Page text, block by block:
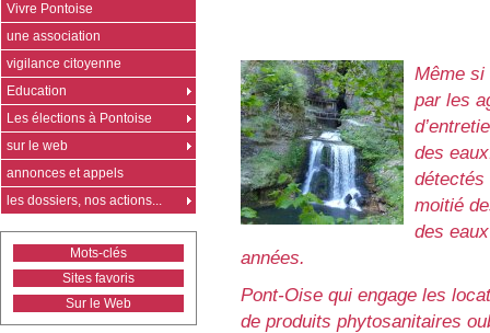
Même si
par les
des
détectés
moitié
des
années.
Pont-Oise qui engage les
de produits phytosanitaires
Vivre Pontoise
une association
vigilance citoyenne
Education
Les élections à Pontoise
sur le web
annonces et appels
les dossiers, nos actions...
Mots-clés
Sites favoris
Sur le Web